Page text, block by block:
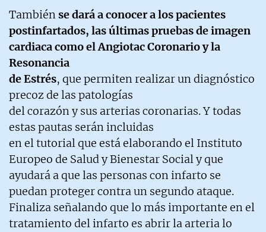
Tambiénse dará a conocer a los pacientes
postinfartados, las últimas pruebas de imagen
cardiaca como el Angiotac Coronario y la
Resonancia
de Estrés, que permiten realizar un diagnóstico
precoz de las patologías
del corazón y sus arterias coronarias. Y todas
estas pautas serán incluidas
en el tutorial que está elaborando el Instituto
Europeo de Salud y Bienestar Social y que
ayudará a que las personas con infarto se
puedan proteger contra un segundo ataque.
Finaliza señalando que lo más importante en el
tratamiento del infarto es abrir la arteria lo